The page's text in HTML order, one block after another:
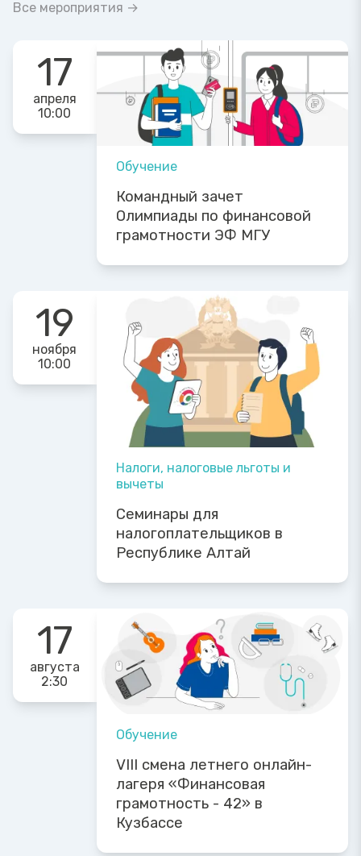
Все мероприятия →
17
апреля
10:00
Обучение
Командный зачет
Олимпиады по финансовой
грамотности ЭФ МГУ
19
ноября
10:00
Налоги, налоговые льготы и
вычеты
Семинары для
налогоплательщиков в
Республике Алтай
17
августа
2:30
Обучение
VIII смена летнего онлайн-
лагеря «Финансовая
грамотность - 42» в
Кузбассе